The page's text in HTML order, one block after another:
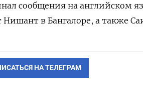
сообщения на английском
Нишант в Бангалоре, а также
НА ТЕЛЕГРАМ